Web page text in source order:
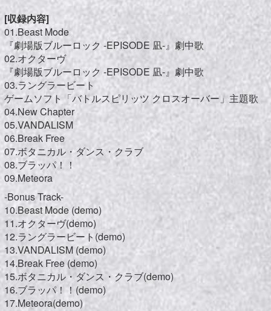
[収録内容]
01.Beast Mode
『劇場版ブルーロック -EPISODE 凪-』劇中歌
02.オクターヴ
『劇場版ブルーロック -EPISODE 凪-』劇中歌
03.ラングラービート
ゲームソフト「バトルスピリッツ クロスオーバー」主題歌
04.New Chapter
05.VANDALISM
06.Break Free
07.ボタニカル・ダンス・クラブ
08.ブラッパ！！
09.Meteora
-Bonus Track-
10.Beast Mode (demo)
11.オクターヴ(demo)
12.ラングラービート(demo)
13.VANDALISM (demo)
14.Break Free (demo)
15.ボタニカル・ダンス・クラブ(demo)
16.ブラッパ！！(demo)
17.Meteora(demo)